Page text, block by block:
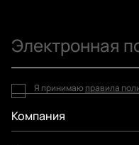
Компания
Я принимаю правила